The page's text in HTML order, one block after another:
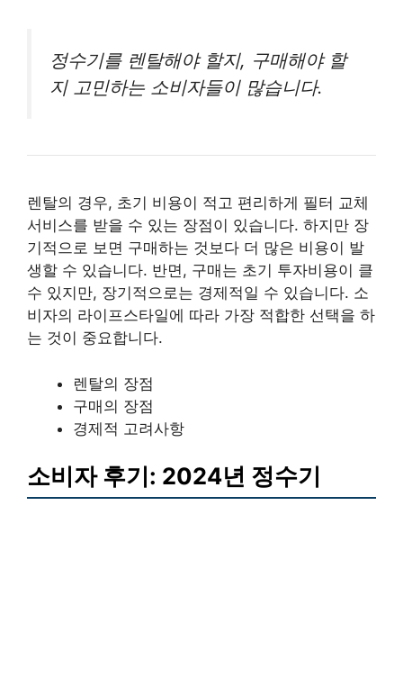
정수기를 렌탈해야 할지, 구매해야 할
지 고민하는 소비자들이 많습니다.
렌탈의 경우, 초기 비용이 적고 편리하게 필터 교체
서비스를 받을 수 있는 장점이 있습니다. 하지만 장
기적으로 보면 구매하는 것보다 더 많은 비용이 발
생할 수 있습니다. 반면, 구매는 초기 투자비용이 클
수 있지만, 장기적으로는 경제적일 수 있습니다. 소
비자의 라이프스타일에 따라 가장 적합한 선택을 하
는 것이 중요합니다.
렌탈의 장점
구매의 장점
경제적 고려사항
소비자 후기: 2024년 정수기